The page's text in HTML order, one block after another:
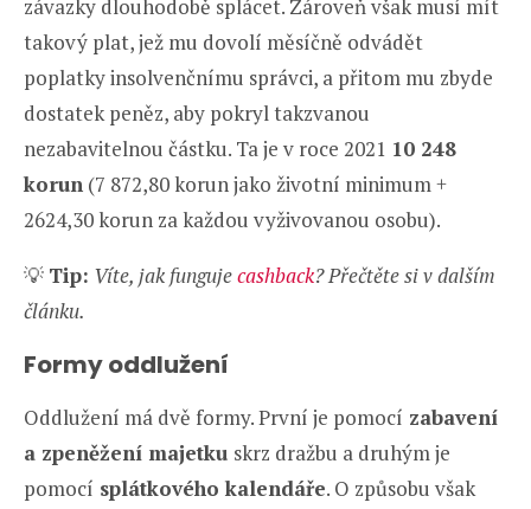
závazky dlouhodobě splácet. Zároveň však musí mít
takový plat, jež mu dovolí měsíčně odvádět
poplatky insolvenčnímu správci, a přitom mu zbyde
dostatek peněz, aby pokryl takzvanou
nezabavitelnou částku. Ta je v roce 2021 10 248
korun (7 872,80 korun jako životní minimum +
2624,30 korun za každou vyživovanou osobu).
💡 Tip: Víte, jak fungujecashback? Přečtěte si v dalším
článku.
Formy oddlužení
Oddlužení má dvě formy. První je pomocí zabavení
a zpeněžení majetku skrz dražbu a druhým je
pomocí splátkového kalendáře. O způsobu však